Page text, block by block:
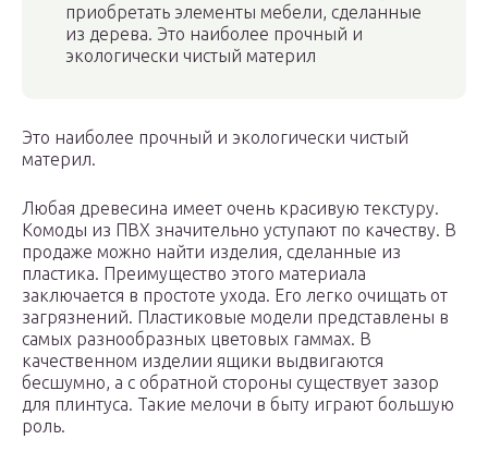
приобретать элементы мебели, сделанные
из дерева. Это наиболее прочный и
экологически чистый материл
Это наиболее прочный и экологически чистый
материл.
Любая древесина имеет очень красивую текстуру.
Комоды из ПВХ значительно уступают по качеству. В
продаже можно найти изделия, сделанные из
пластика. Преимущество этого материала
заключается в простоте ухода. Его легко очищать от
загрязнений. Пластиковые модели представлены в
самых разнообразных цветовых гаммах. В
качественном изделии ящики выдвигаются
бесшумно, а с обратной стороны существует зазор
для плинтуса. Такие мелочи в быту играют большую
роль.